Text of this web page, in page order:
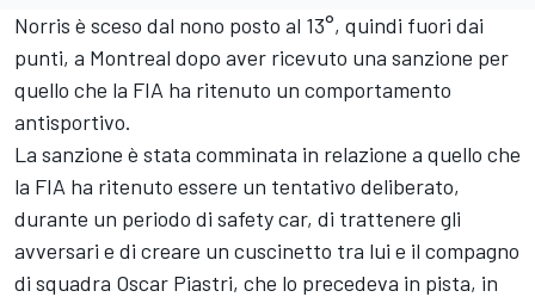
Norris è sceso dal nono posto al 13°, quindi fuori dai
punti, a Montreal dopo aver ricevuto una sanzione per
quello che la FIA ha ritenuto un comportamento
antisportivo.
La sanzione è stata comminata in relazione a quello che
la FIA ha ritenuto essere un tentativo deliberato,
durante un periodo di safety car, di trattenere gli
avversari e di creare un cuscinetto tra lui e il compagno
di squadra Oscar Piastri, che lo precedeva in pista, in